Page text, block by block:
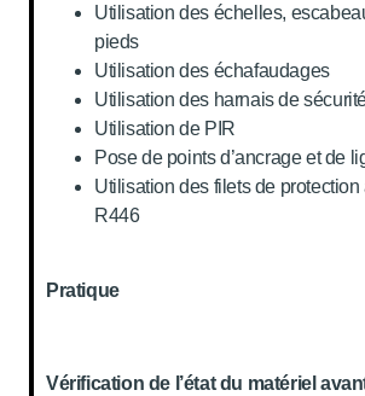
Utilisation des échelles,
pieds
Utilisation des échafaudages
Utilisation des harnais de
Utilisation de PIR
Pose de points d’ancrage et de
Utilisation des filets de protection
R446
Pratique
Vérification de l’état du matériel